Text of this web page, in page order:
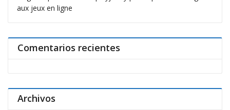
aux jeux en ligne
Comentarios recientes
Archivos